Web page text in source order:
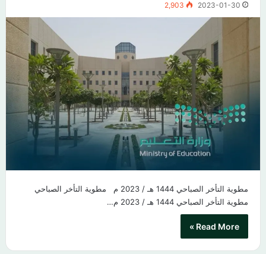
2023-01-30
2,903
مطوية التأخر الصباحي 1444 هـ / 2023 م مطوية التأخر الصباحي​
مطوية التأخر الصباحي 1444 هـ / 2023 م…
Read More »